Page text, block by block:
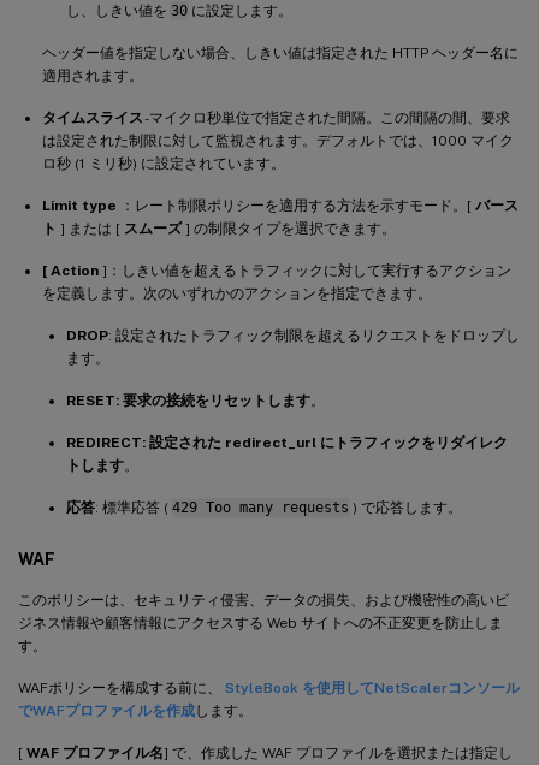
し、しきい値を 30 に設定します。
ヘッダー値を指定しない場合、しきい値は指定された HTTP ヘッダー名に
適用されます。
タイムスライス-マイクロ秒単位で指定された間隔。この間隔の間、要求
は設定された制限に対して監視されます。デフォルトでは、1000 マイク
ロ秒 (1 ミリ秒) に設定されています。
Limit type ：レート制限ポリシーを適用する方法を示すモード。[ バース
ト ] または [ スムーズ] の制限タイプを選択できます。
[ Action ]：しきい値を超えるトラフィックに対して実行するアクション
を定義します。次のいずれかのアクションを指定できます。
DROP: 設定されたトラフィック制限を超えるリクエストをドロップし
ます。
RESET: 要求の接続をリセットします。
REDIRECT: 設定された redirect_url にトラフィックをリダイレク
トします。
応答: 標準応答 ( 429 Too many requests ) で応答します。
WAF
このポリシーは、セキュリティ侵害、データの損失、および機密性の高いビ
ジネス情報や顧客情報にアクセスする Web サイトへの不正変更を防止しま
す。
WAFポリシーを構成する前に、 StyleBook を使用してNetScalerコンソール
でWAFプロファイルを作成します。
[ WAF プロファイル名] で、作成した WAF プロファイルを選択または指定し